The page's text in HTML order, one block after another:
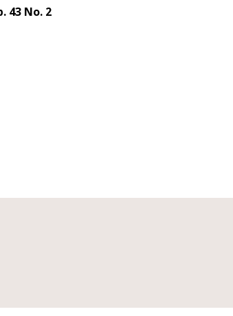
43 No. 2